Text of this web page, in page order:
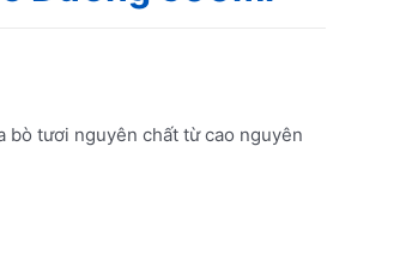
bò tươi nguyên chất từ cao nguyên